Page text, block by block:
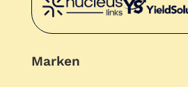
Marken